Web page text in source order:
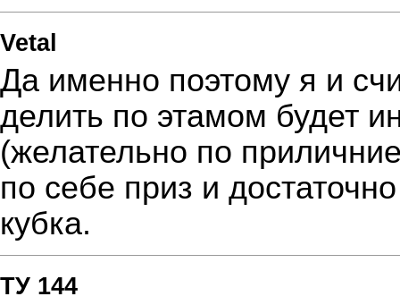
Vetal
Да именно поэтому я и
делить по этамом будет
(желательно по
по себе приз и
кубка.
ТУ 144